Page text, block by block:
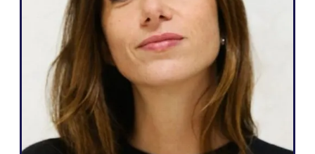
Weglot é ótima porque corresponde às
minhas necessidades e ao que posso
prometer aos meus clientes: uma
maneira fácil de se tornar multilíngue,
total autonomia sobre o site, gerar mais
leads e a capacidade de fazer tudo isso
com apenas alguns cliques."